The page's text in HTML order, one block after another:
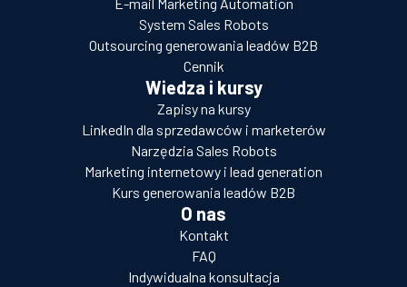
System Sales Robots
Outsourcing generowania leadów B2B
Cennik
Wiedza i kursy
Zapisy na kursy
LinkedIn dla sprzedawców i marketerów
Narzędzia Sales Robots
Marketing internetowy i lead generation
Kurs generowania leadów B2B
O nas
Kontakt
FAQ
Indywidualna konsultacja